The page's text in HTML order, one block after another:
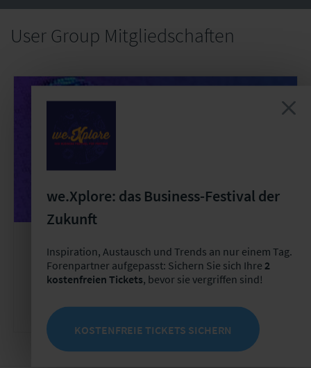
User Group Mitgliedschaften
User Group Wiederkehrend
User Group "Governance und Compliance
we.Xplore: das Business-Festival der
Zukunft
Inspiration, Austausch und Trends an nur einem Tag.
Forenpartner aufgepasst: Sichern Sie sich Ihre 2
kostenfreien Tickets, bevor sie vergriffen sind!
KOSTENFREIE TICKETS SICHERN